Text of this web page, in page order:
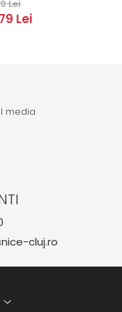
Lei
Lei
media
cluj.ro